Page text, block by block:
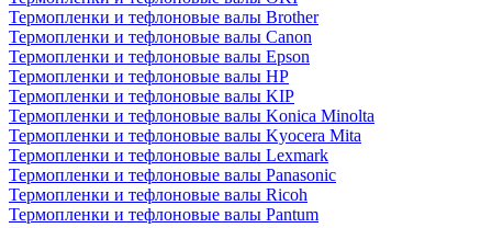
Термопленки и тефлоновые валы Brother
Термопленки и тефлоновые валы Canon
Термопленки и тефлоновые валы Epson
Термопленки и тефлоновые валы HP
Термопленки и тефлоновые валы KIP
Термопленки и тефлоновые валы Konica Minolta
Термопленки и тефлоновые валы Kyocera Mita
Термопленки и тефлоновые валы Lexmark
Термопленки и тефлоновые валы Panasonic
Термопленки и тефлоновые валы Ricoh
Термопленки и тефлоновые валы Pantum